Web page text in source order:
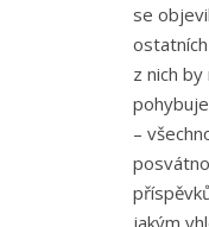
se
z nich by
–
jakým